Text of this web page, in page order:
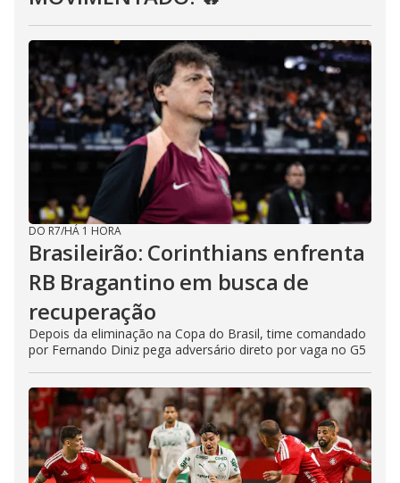
DO R7/HÁ 1 HORA
Brasileirão: Corinthians enfrenta
RB Bragantino em busca de
recuperação
Depois da eliminação na Copa do Brasil, time comandado
por Fernando Diniz pega adversário direto por vaga no G5